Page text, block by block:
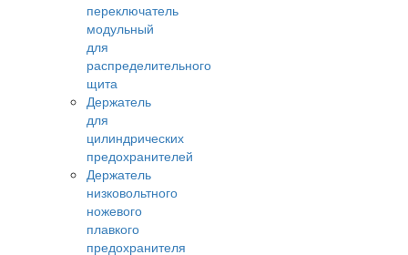
переключатель
модульный
для
распределительного
щита
Держатель
для
цилиндрических
предохранителей
Держатель
низковольтного
ножевого
плавкого
предохранителя